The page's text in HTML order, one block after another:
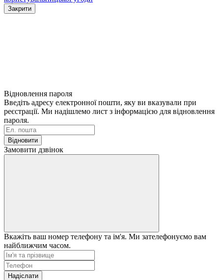
Закрити
Відновлення пароля
Введіть адресу електронної пошти, яку ви вказували при
реєстрації. Ми надішлемо лист з інформацією для відновлення
пароля.
Відновити
Замовити дзвінок
Вкажіть ваш номер телефону та ім'я. Ми зателефонуємо вам
найближчим часом.
Надіслати